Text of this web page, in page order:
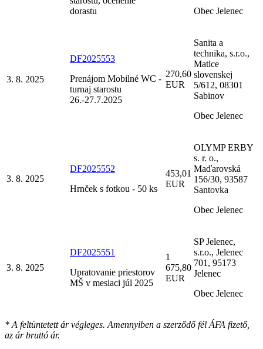
dorastu
Obec Jelenec
3. 8. 2025
DF2025553
Prenájom Mobilné WC -
turnaj starostu
26.-27.7.2025
270,60
EUR
Sanita a
technika, s.r.o.,
Matice
slovenskej
5/612, 08301
Sabinov
Obec Jelenec
3. 8. 2025
DF2025552
Hrnček s fotkou - 50 ks
453,01
EUR
OLYMP ERBY
s. r. o.,
Maďarovská
156/30, 93587
Santovka
Obec Jelenec
3. 8. 2025
DF2025551
Upratovanie priestorov
MŠ v mesiaci júl 2025
1
675,80
EUR
SP Jelenec,
s.r.o., Jelenec
701, 95173
Jelenec
Obec Jelenec
* A feltüntetett ár végleges. Amennyiben a szerződő fél ÁFA fizető,
az ár bruttó ár.